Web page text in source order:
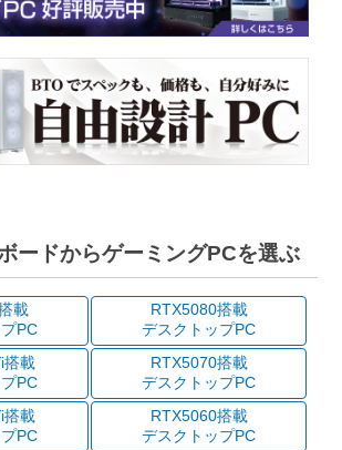
ードからゲーミングPCを選ぶ
載
PC
RTX5080搭載
デスクトップPC
搭載
PC
RTX5070搭載
デスクトップPC
搭載
PC
RTX5060搭載
デスクトップPC